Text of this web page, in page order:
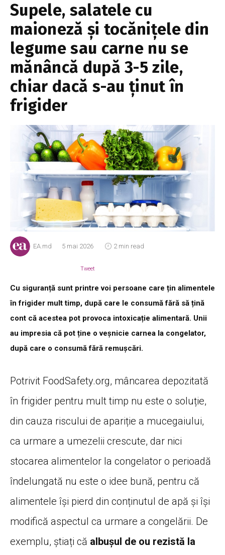
Supele, salatele cu
maioneză și tocănițele din
legume sau carne nu se
mănâncă după 3-5 zile,
chiar dacă s-au ținut în
frigider
EA.md 5 mai 2026 2 min read
Tweet
Cu siguranță sunt printre voi persoane care țin alimentele
în frigider mult timp, după care le consumă fără să țină
cont că acestea pot provoca intoxicație alimentară. Unii
au impresia că pot ține o veșnicie carnea la congelator,
după care o consumă fără remușcări.
Potrivit FoodSafety.org, mâncarea depozitată
în frigider pentru mult timp nu este o soluție,
din cauza riscului de apariție a mucegaiului,
ca urmare a umezelii crescute, dar nici
stocarea alimentelor la congelator o perioadă
îndelungată nu este o idee bună, pentru că
alimentele își pierd din conținutul de apă și își
modifică aspectul ca urmare a congelării. De
exemplu, știați că albușul de ou rezistă la